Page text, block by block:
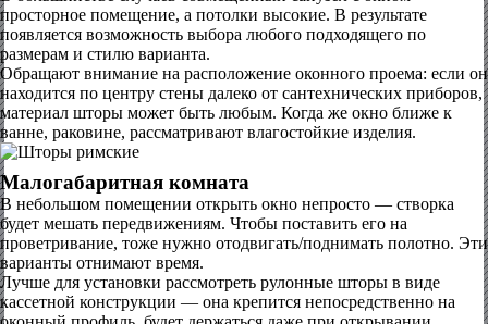
просторное помещение, а потолки высокие. В результате
появляется возможность выбора любого подходящего по
размерам и стилю варианта.
Обращают внимание на расположение оконного проема: если он
находится по центру стены далеко от сантехнических приборов,
материал шторы может быть любым. Когда же окно ближе к
ванне, раковине, рассматривают влагостойкие изделия.
Малогабаритная комната
В небольшом помещении открыть окно непросто — створка
будет мешать передвижениям. Чтобы поставить его на
проветривание, тоже нужно отодвигать/поднимать полотно. Эти
варианты отнимают время.
Лучше для установки рассмотреть рулонные шторы в виде
кассетной конструкции — она крепится непосредственно на